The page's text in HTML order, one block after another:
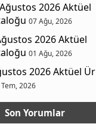
2026 Aktüel
07 Ağu, 2026
2026 Aktüel
01 Ağu, 2026
2026 Aktüel
2026
Son Yorumlar